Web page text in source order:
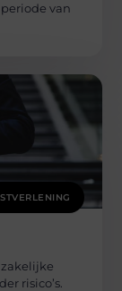
van
risico’s.